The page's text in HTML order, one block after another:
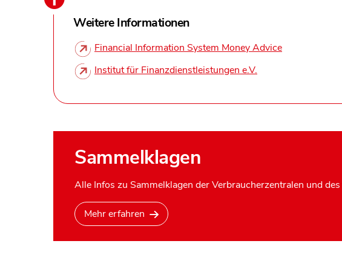
Weitere Informationen
Financial Information System Money Advice
Institut für Finanzdienstleistungen e.V.
Sammelklagen
Alle Infos zu Sammelklagen der Verbraucherzentralen und des
Mehr erfahren